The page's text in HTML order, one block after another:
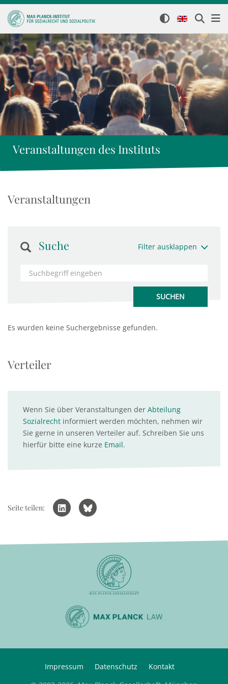
Veranstaltungen des Instituts
Veranstaltungen
Suche Filter ausklappen
Es wurden keine Suchergebnisse gefunden.
Verteiler
Wenn Sie über Veranstaltungen der Abteilung
Sozialrecht informiert werden möchten, nehmen wir
Sie gerne in unseren Verteiler auf. Schreiben Sie uns
hierfür bitte eine kurze Email.
Seite teilen:
Impressum Datenschutz
Kontakt